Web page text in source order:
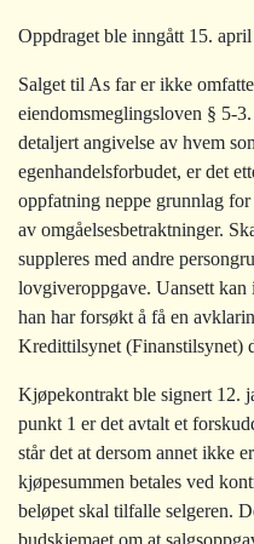
Oppdraget ble inngått 15.
Salget til As far er ikke
eiendomsmeglingsloven § 5-
detaljert angivelse av hvem
egenhandelsforbudet, er det
oppfatning neppe grunnlag
av omgåelsesbetraktninger.
suppleres med andre
lovgiveroppgave. Uansett kan
han har forsøkt å få en
Kredittilsynet (Finanstilsynet)
Kjøpekontrakt ble signert 12.
punkt 1 er det avtalt et
står det at dersom annet ikke
kjøpesummen betales ved
beløpet skal tilfalle selgeren.
budskjemaet om at